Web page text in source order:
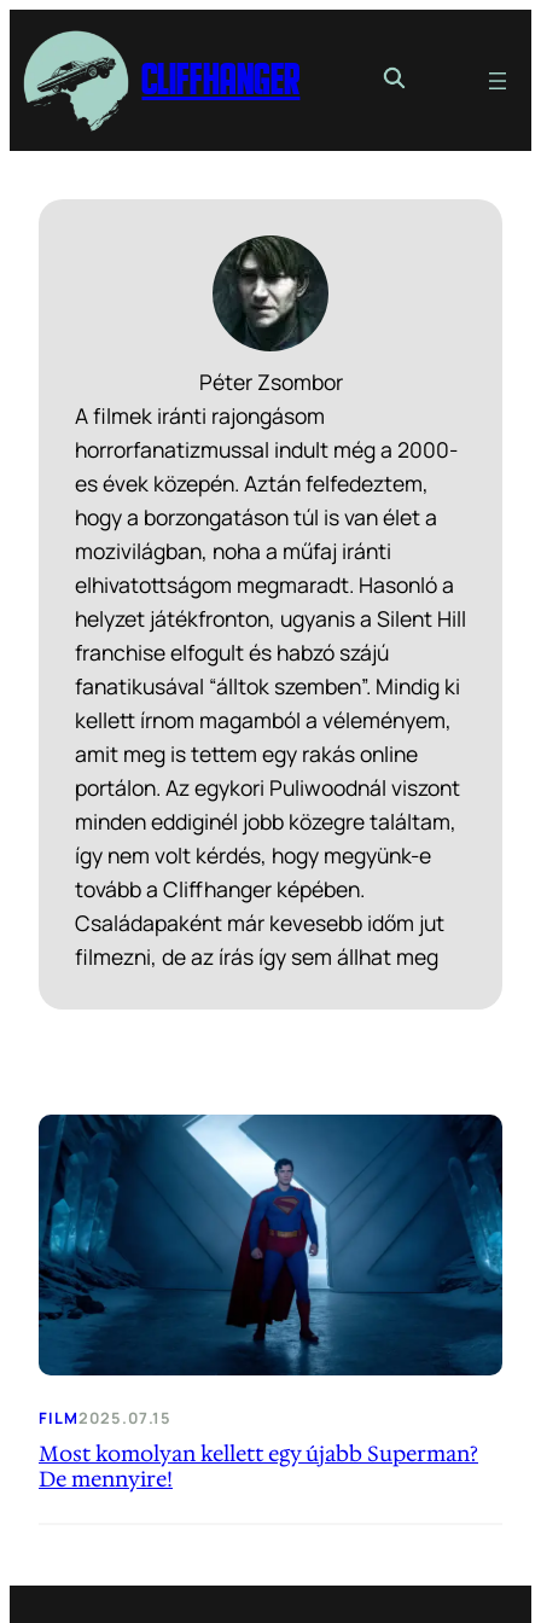
Cliffhanger
Péter Zsombor
A filmek iránti rajongásom
horrorfanatizmussal indult még a 2000-
es évek közepén. Aztán felfedeztem,
hogy a borzongatáson túl is van élet a
mozivilágban, noha a műfaj iránti
elhivatottságom megmaradt. Hasonló a
helyzet játékfronton, ugyanis a Silent Hill
franchise elfogult és habzó szájú
fanatikusával “álltok szemben”. Mindig ki
kellett írnom magamból a véleményem,
amit meg is tettem egy rakás online
portálon. Az egykori Puliwoodnál viszont
minden eddiginél jobb közegre találtam,
így nem volt kérdés, hogy megyünk-e
tovább a Cliffhanger képében.
Családapaként már kevesebb időm jut
filmezni, de az írás így sem állhat meg
FILM2025.07.15
Most komolyan kellett egy újabb Superman?
De mennyire!